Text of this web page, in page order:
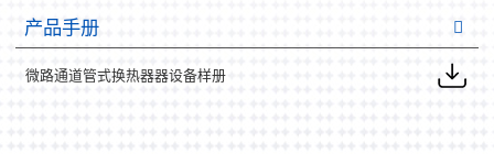
产品手册
微路通道管式换热器器设备样册